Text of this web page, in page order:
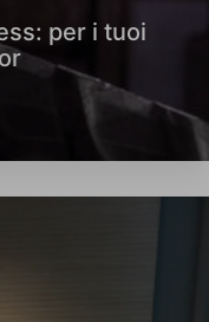
per i tuoi